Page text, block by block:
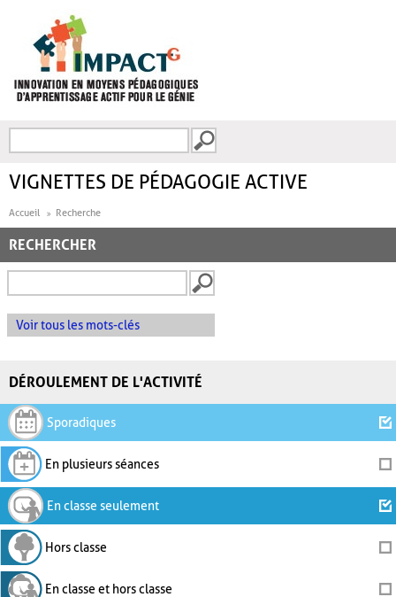
FORMULAIRE DE
VIGNETTES DE PÉDAGOGIE ACTIVE
Accueil Recherche
RECHERCHER
Voir tous les mots-clés
DÉROULEMENT DE L'ACTIVITÉ
Sporadiques
En plusieurs séances
En classe seulement
Hors classe
En classe et hors classe